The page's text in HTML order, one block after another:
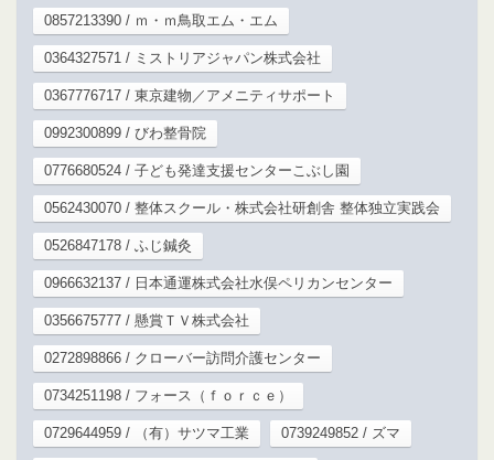
0857213390 / ｍ・ｍ鳥取エム・エム
0364327571 / ミストリアジャパン株式会社
0367776717 / 東京建物／アメニティサポート
0992300899 / びわ整骨院
0776680524 / 子ども発達支援センターこぶし園
0562430070 / 整体スクール・株式会社研創舎 整体独立実践会
0526847178 / ふじ鍼灸
0966632137 / 日本通運株式会社水俣ペリカンセンター
0356675777 / 懸賞ＴＶ株式会社
0272898866 / クローバー訪問介護センター
0734251198 / フォース（ｆｏｒｃｅ）
0729644959 / （有）サツマ工業 0739249852 / ズマ